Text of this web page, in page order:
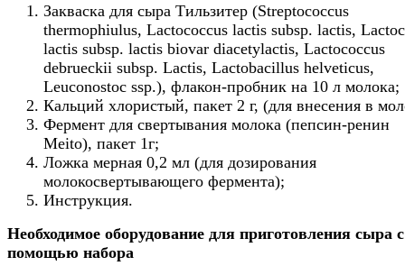
Закваска для сыра Тильзитер (Streptococcus
thermophiulus, Lactococcus lactis subsp. lactis,
lactis subsp. lactis biovar diacetylactis, Lactococcus
debrueckii subsp. Lactis, Lactobacillus helveticus,
Leuconostoc ssp.), флакон-пробник на 10 л молока;
Кальций хлористый, пакет 2 г, (для внесения в
Фермент для свертывания молока (пепсин-ренин
Meito), пакет 1г;
Ложка мерная 0,2 мл (для дозирования
молокосвертывающего фермента);
Инструкция.
Необходимое оборудование для приготовления сыра с
помощью набора